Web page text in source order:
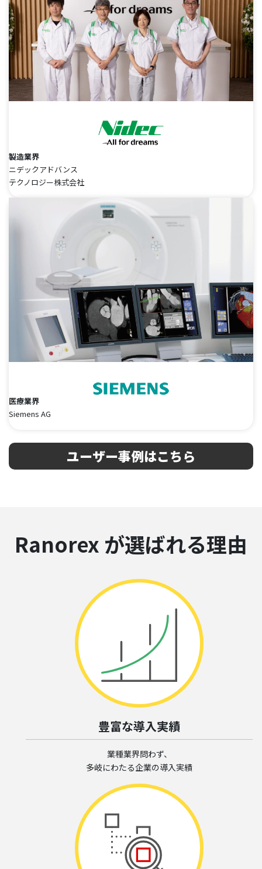
製造業界
ニデックアドバンス
テクノロジー株式会社
医療業界
Siemens AG
ユーザー事例はこちら
Ranorex が選ばれる理由
豊富な導入実績
業種業界問わず、
多岐にわたる企業の導入実績